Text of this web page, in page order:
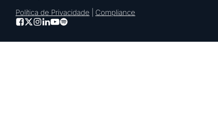
Política de Privacidade
Compliance